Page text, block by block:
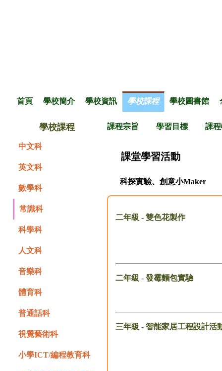
首頁 學校簡介 學校資訊 學校課程 學校圖書館
學校課程
中文科
英文科
數學科
常識科
科學科
人文科
音樂科
體育科
普通話科
視覺藝術科
小學ICT/編程教育科
課程宗旨 學習目標 課
課堂學習活動
科探實驗、創意小Maker
二年級 - 雙色花製作
二年級 - 發霉麵包實驗
三年級 - 智能家居工程設計活